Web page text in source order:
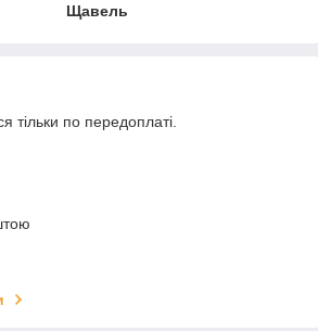
Щавель
тільки по передоплаті.